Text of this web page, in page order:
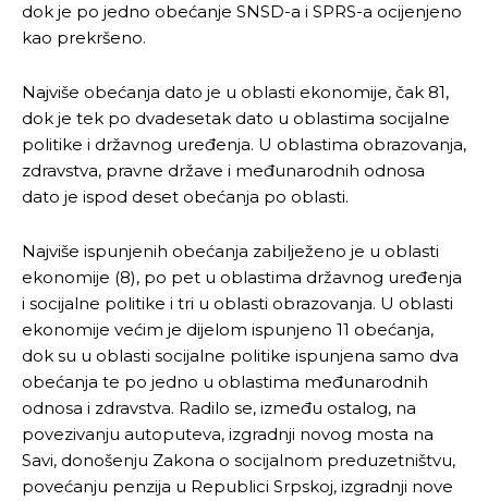
dok je po jedno obećanje SNSD-a i SPRS-a ocijenjeno
kao prekršeno.
Najviše obećanja dato je u oblasti ekonomije, čak 81,
dok je tek po dvadesetak dato u oblastima socijalne
politike i državnog uređenja. U oblastima obrazovanja,
zdravstva, pravne države i međunarodnih odnosa
dato je ispod deset obećanja po oblasti.
Najviše ispunjenih obećanja zabilježeno je u oblasti
ekonomije (8), po pet u oblastima državnog uređenja
i socijalne politike i tri u oblasti obrazovanja. U oblasti
ekonomije većim je dijelom ispunjeno 11 obećanja,
dok su u oblasti socijalne politike ispunjena samo dva
obećanja te po jedno u oblastima međunarodnih
odnosa i zdravstva. Radilo se, između ostalog, na
povezivanju autoputeva, izgradnji novog mosta na
Savi, donošenju Zakona o socijalnom preduzetništvu,
povećanju penzija u Republici Srpskoj, izgradnji nove